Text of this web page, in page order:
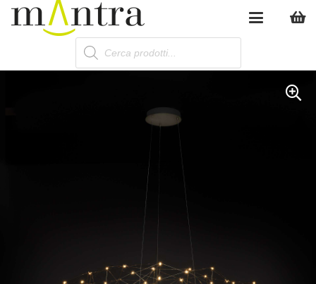
Products
search